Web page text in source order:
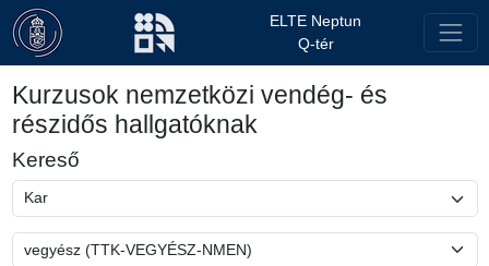
ELTE Neptun
Q-tér
Kurzusok nemzetközi vendég- és
részidős hallgatóknak
Kereső